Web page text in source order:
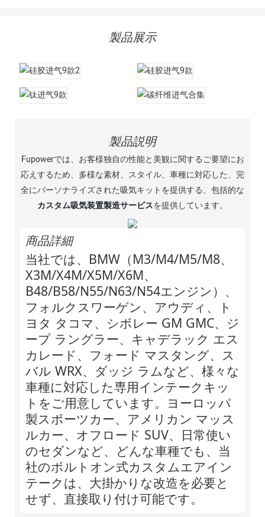
製品展示
製品説明
Fupowerでは、お客様独自の性能と美観に関するご要望にお
応えするため、多様な素材、スタイル、車種に対応した、完
全にパーソナライズされた吸気キットを提供する、包括的な
カスタム吸気装置製造サービスを提供しています。
商品詳細
当社では、BMW（M3/M4/M5/M8、
X3M/X4M/X5M/X6M、
B48/B58/N55/N63/N54エンジン）、
フォルクスワーゲン、アウディ、ト
ヨタ タコマ、シボレー GM GMC、ジ
ープ ラングラー、キャデラック エス
カレード、フォード マスタング、ス
バル WRX、ダッジ ラムなど、様々な
車種に対応した専用インテークキッ
トをご用意しています。ヨーロッパ
製スポーツカー、アメリカン マッス
ルカー、オフロード SUV、日常使い
のセダンなど、どんな車種でも、当
社のボルトオン式カスタムエアイン
テークは、大掛かりな改造を必要と
せず、直接取り付け可能です。